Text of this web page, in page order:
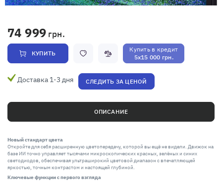
74 999 грн.
КУПИТЬ
Купить в кредит
5x15 000 грн.
Доставка 1-3 дня СЛЕДИТЬ ЗА ЦЕНОЙ
ОПИСАНИЕ
Новый стандарт цвета
Откройте для себя расширенную цветопередачу, которой вы ещё не видели. Движок на
базе ИИ точно управляет тысячами микроскопических красных, зелёных и синих
светодиодов, обеспечивая ультраширокий цветовой диапазон с впечатляющей
яркостью, точным контрастом и настоящей глубиной.
Ключевые функции с первого взгляда